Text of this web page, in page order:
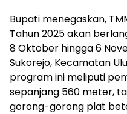
Bupati menegaskan,
Tahun 2025 akan
8 Oktober hingga 6
Sukorejo, Kecamatan
program ini meliputi
sepanjang 560 meter,
gorong-gorong plat